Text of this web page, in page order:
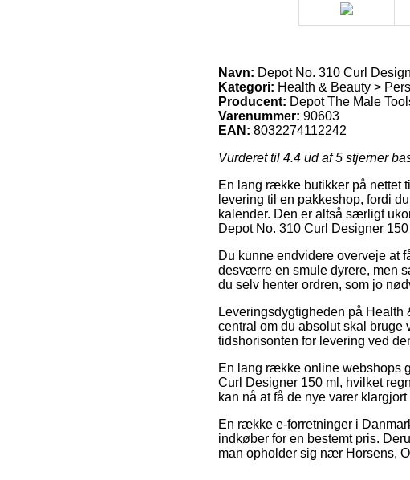
Navn: Depot No. 310 Curl
Kategori: Health & Beauty >
Producent: Depot The Male
Varenummer: 90603
EAN: 8032274112242
Vurderet til 4.4 ud af 5 stjerner
En lang række butikker på nettet
levering til en pakkeshop, fordi
kalender. Den er altså særligt
Depot No. 310 Curl Designer 150
Du kunne endvidere overveje at
desværre en smule dyrere, men
du selv henter ordren, som jo
Leveringsdygtigheden på
central om du absolut skal bruge
tidshorisonten for levering ved
En lang række online webshops
Curl Designer 150 ml, hvilket
kan nå at få de nye varer
En række e-forretninger i
indkøber for en bestemt pris.
man opholder sig nær Horsens,